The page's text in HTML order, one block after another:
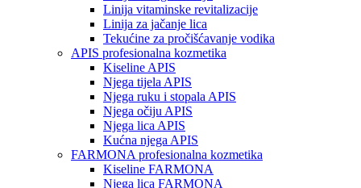
Linija vitaminske revitalizacije
Linija za jačanje lica
Tekućine za pročišćavanje vodika
APIS profesionalna kozmetika
Kiseline APIS
Njega tijela APIS
Njega ruku i stopala APIS
Njega očiju APIS
Njega lica APIS
Kućna njega APIS
FARMONA profesionalna kozmetika
Kiseline FARMONA
Njega lica FARMONA